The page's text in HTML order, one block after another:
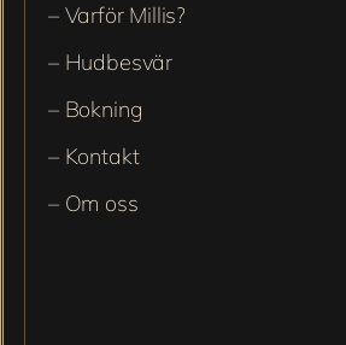
– Varför Millis?
– Hudbesvär
– Bokning
– Kontakt
– Om oss